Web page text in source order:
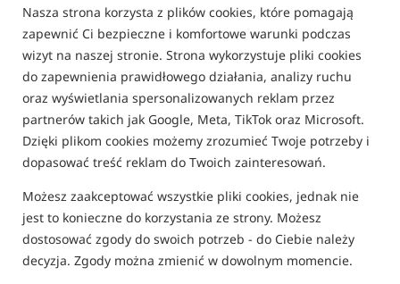
Nasza strona korzysta z plików cookies, które pomagają
zapewnić Ci bezpieczne i komfortowe warunki podczas
wizyt na naszej stronie. Strona wykorzystuje pliki cookies
do zapewnienia prawidłowego działania, analizy ruchu
oraz wyświetlania spersonalizowanych reklam przez
partnerów takich jak Google, Meta, TikTok oraz Microsoft.
Dzięki plikom cookies możemy zrozumieć Twoje potrzeby i
dopasować treść reklam do Twoich zainteresowań.
Możesz zaakceptować wszystkie pliki cookies, jednak nie
jest to konieczne do korzystania ze strony. Możesz
dostosować zgody do swoich potrzeb - do Ciebie należy
decyzja. Zgody można zmienić w dowolnym momencie.